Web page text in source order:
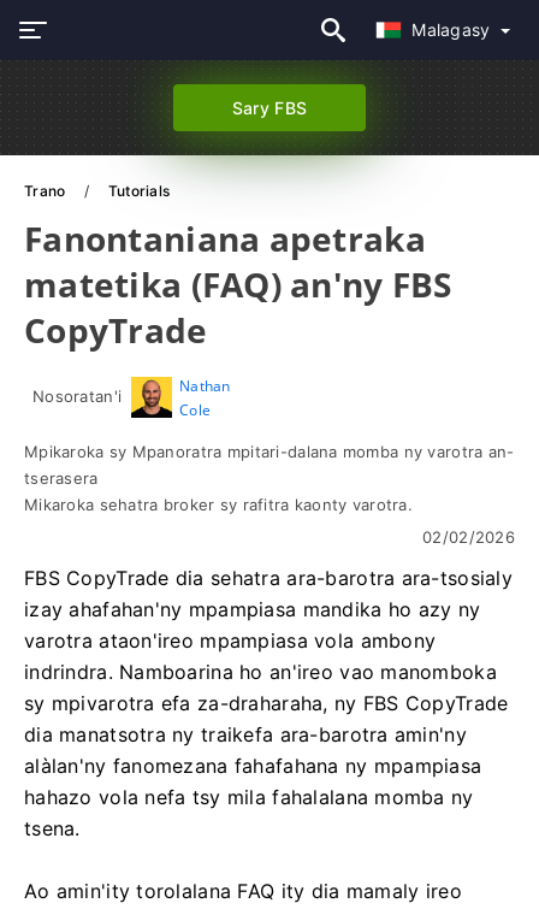
Malagasy
Sary FBS
Trano Tutorials
Fanontaniana apetraka
matetika (FAQ) an'ny FBS
CopyTrade
Nosoratan'i
Nathan
Cole
Mpikaroka sy Mpanoratra mpitari-dalana momba ny varotra an-
tserasera
Mikaroka sehatra broker sy rafitra kaonty varotra.
02/02/2026
FBS CopyTrade dia sehatra ara-barotra ara-tsosialy
izay ahafahan'ny mpampiasa mandika ho azy ny
varotra ataon'ireo mpampiasa vola ambony
indrindra. Namboarina ho an'ireo vao manomboka
sy mpivarotra efa za-draharaha, ny FBS CopyTrade
dia manatsotra ny traikefa ara-barotra amin'ny
alàlan'ny fanomezana fahafahana ny mpampiasa
hahazo vola nefa tsy mila fahalalana momba ny
tsena.
Ao amin'ity torolalana FAQ ity dia mamaly ireo